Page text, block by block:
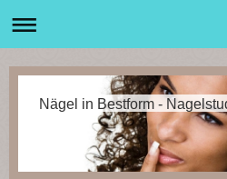
Nägel in Bestform -